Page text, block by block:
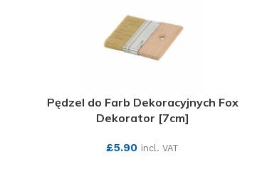
Pędzel do Farb Dekoracyjnych Fox
Dekorator [7cm]
£5.90 incl. VAT